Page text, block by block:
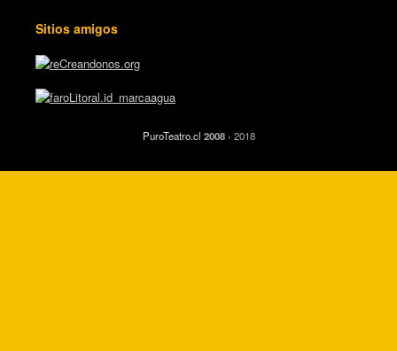
Sitios amigos
PuroTeatro.cl 2008› 2018